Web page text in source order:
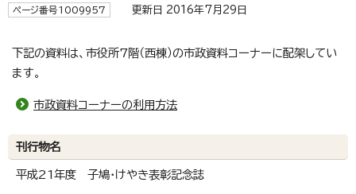
ページ番号1009957 更新日 2016年7月29日
下記の資料は、市役所7階（西棟）の市政資料コーナーに配架してい
ます。
市政資料コーナーの利用方法
刊行物名
平成21年度 子鳩・けやき表彰記念誌